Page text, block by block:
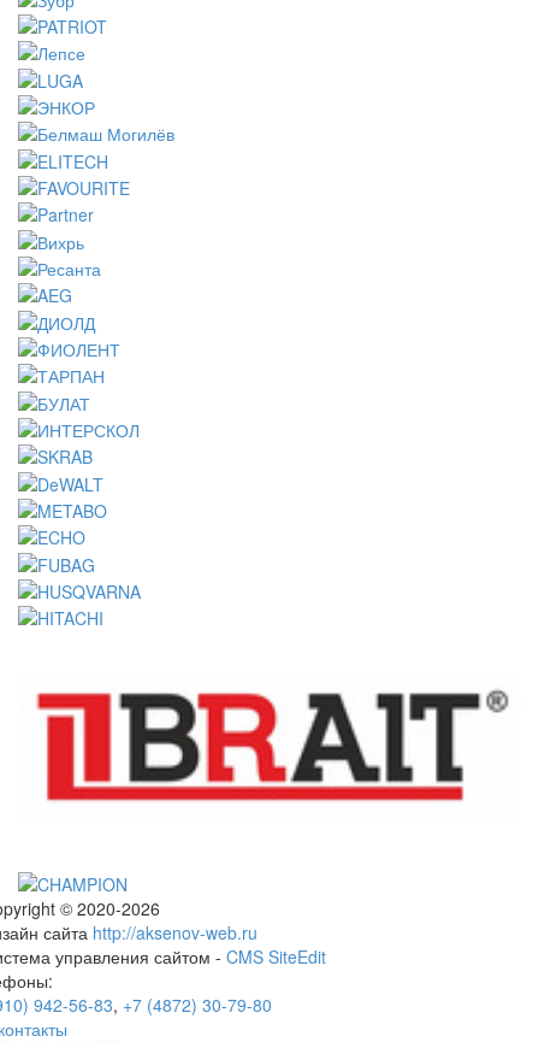
© 2020-2026
сайта http://aksenov-web.ru
управления сайтом - CMS SiteEdit
942-56-83, +7 (4872) 30-79-80